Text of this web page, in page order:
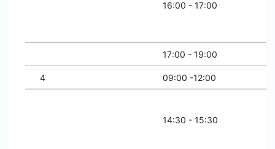
16:00 - 17:00
17:00 - 19:00
4 09:00 -12:00
14:30 - 15:30